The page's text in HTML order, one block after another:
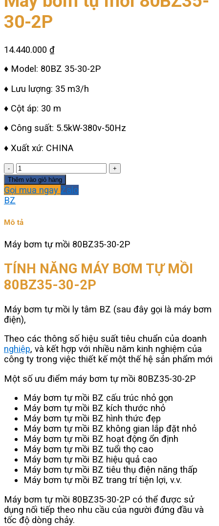
30-2P
14.440.000 ₫
♦ Model: 80BZ 35-30-2P
♦ Lưu lượng: 35 m3/h
♦ Cột áp: 30 m
♦ Công suất: 5.5kW-380v-50Hz
♦ Xuất xứ: CHINA
Máy
bơm
tự
mồi
30-
số
lượng
Thêm vào giỏ hàng
Gọi mua ngay Zalo
BZ
Mô tả
Máy bơm tự mồi 80BZ35-30-2P
TÍNH NĂNG MÁY BƠM TỰ MỒI
80BZ35-30-2P
Máy bơm tự mồi ly tâm BZ (sau đây gọi là máy bơm
điện),
Theo các thông số hiệu suất tiêu chuẩn của doanh
nghiệp, và kết hợp với nhiều năm kinh nghiệm của
công ty trong việc thiết kế một thế hệ sản phẩm mới
Một số ưu điểm máy bơm tự mồi 80BZ35-30-2P
Máy bơm tự mồi BZ cấu trúc nhỏ gọn
Máy bơm tự mồi BZ kích thước nhỏ
Máy bơm tự mồi BZ hình thức đẹp
Máy bơm tự mồi BZ không gian lắp đặt nhỏ
Máy bơm tự mồi BZ hoạt động ổn định
Máy bơm tự mồi BZ tuổi thọ cao
Máy bơm tự mồi BZ hiệu quả cao
Máy bơm tự mồi BZ tiêu thụ điện năng thấp
Máy bơm tự mồi BZ trang trí tiện lợi, v.v.
Máy bơm tự mồi 80BZ35-30-2P có thể được sử
dụng nối tiếp theo nhu cầu của người đứng đầu và
tốc độ dòng chảy.